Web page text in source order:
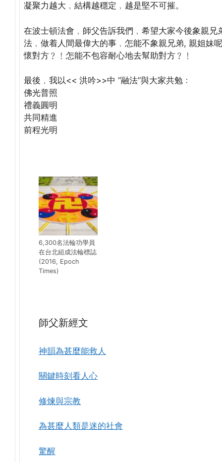
凝聚力越大﹐結構越穩定﹐越是堅不可摧。
在波士頓法會﹐師父告訴我們﹐希望大家今後象親
法﹐做着人間最偉大的事﹐怎能不象親兄弟, 親姐妹
懷對方﹖﹗怎能不包容耐心地去幫助對方﹖﹗
最後﹐我以<< 洪吟>>中 “融法”與大家共勉﹕
佛光普照
禮義圓明
共同精進
前程光明
6,300名法輪功學員
在台北組成法輪標誌
(2016, Epoch
Times)
師父新經文
神韻為甚麼能救人
關鍵時刻看人心
修煉與宗教
為甚麼人類是迷的社會
驚醒